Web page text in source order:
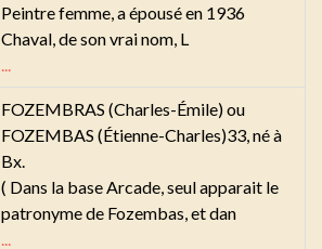
Peintre femme, a épousé en 1936
Chaval, de son vrai nom, L
FOZEMBRAS (Charles-Émile) ou
FOZEMBAS (Étienne-Charles)33, né à
Bx.
( Dans la base Arcade, seul apparait le
patronyme de Fozembas, et dan